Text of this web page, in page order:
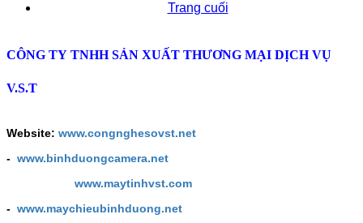
Trang cuối
CÔNG TY TNHH SẢN XUẤT THƯƠNG MẠI DỊCH VỤ
V.S.T
Website: www.congnghesovst.net
- www.binhduongcamera.net
www.maytinhvst.com
- www.maychieubinhduong.net